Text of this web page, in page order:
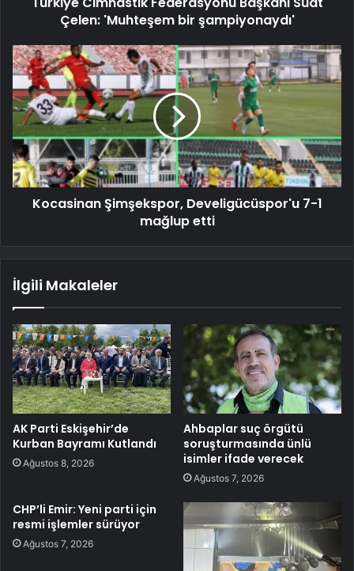
Çelen: 'Muhteşem bir şampiyonaydı'
Kocasinan Şimşekspor, Develigücüspor'u 7-1
mağlup etti
İlgili Makaleler
AK Parti Eskişehir’de
Kurban Bayramı Kutlandı
Ağustos 8, 2026
Ahbaplar suç örgütü
soruşturmasında ünlü
isimler ifade verecek
Ağustos 7, 2026
CHP’li Emir: Yeni parti için
resmi işlemler sürüyor
Ağustos 7, 2026